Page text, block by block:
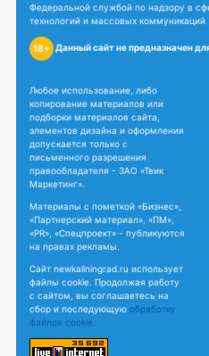
Федеральной службой по надзору в
технологий и массовых коммуникаций
18+ Данный сайт не предназначен
Любое использование, либо
копирование материалов или
подборки материалов сайта,
элементов дизайна и оформления
допускается только с
письменного разрешения
правообладателя - ЗАО «Твик
Маркетинг».
Материалы с пометкой «Бизнес»,
«Партнерский материал», «ПМ»,
«PR», «Спецпроект» - публикуются
на правах рекламы.
Сайт newkaliningrad.ru использует
файлы cookie. Продолжая работу
с сайтом, вы соглашаетесь на
сбор и последующую обработку
файлов cookie.